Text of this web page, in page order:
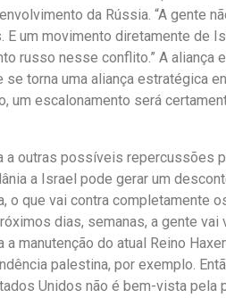
da Rússia. “A gente
um movimento diretamente de
russo nesse conflito.” A aliança
se torna uma aliança estratégica
um escalonamento será
a outras possíveis repercussões
a Israel pode gerar um
o que vai contra completamente
dias, semanas, a gente
manutenção do atual Reino
palestina, por exemplo.
Unidos não é bem-vista pela